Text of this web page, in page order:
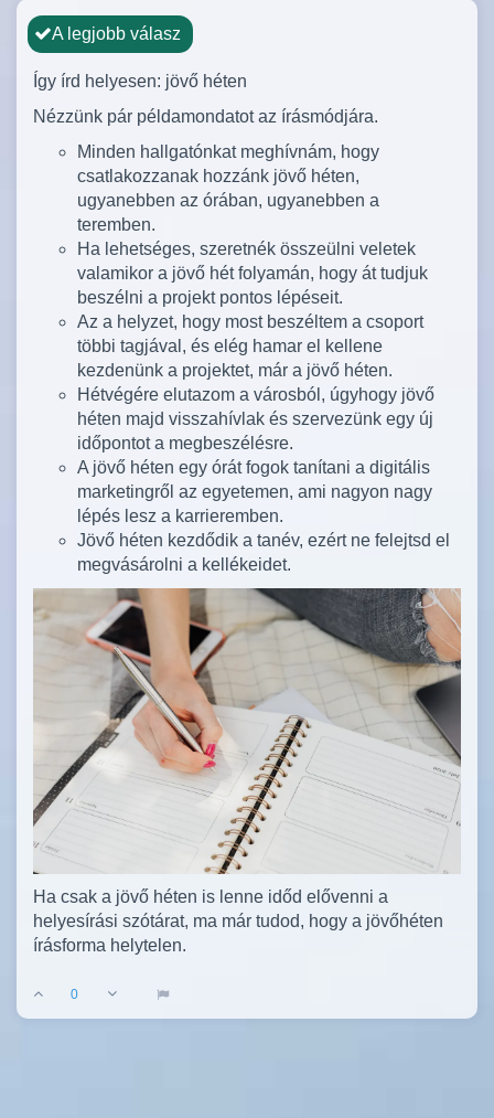
A legjobb válasz
Így írd helyesen: jövő héten
Nézzünk pár példamondatot az írásmódjára.
Minden hallgatónkat meghívnám, hogy
csatlakozzanak hozzánk jövő héten,
ugyanebben az órában, ugyanebben a
teremben.
Ha lehetséges, szeretnék összeülni veletek
valamikor a jövő hét folyamán, hogy át tudjuk
beszélni a projekt pontos lépéseit.
Az a helyzet, hogy most beszéltem a csoport
többi tagjával, és elég hamar el kellene
kezdenünk a projektet, már a jövő héten.
Hétvégére elutazom a városból, úgyhogy jövő
héten majd visszahívlak és szervezünk egy új
időpontot a megbeszélésre.
A jövő héten egy órát fogok tanítani a digitális
marketingről az egyetemen, ami nagyon nagy
lépés lesz a karrieremben.
Jövő héten kezdődik a tanév, ezért ne felejtsd el
megvásárolni a kellékeidet.
Ha csak a jövő héten is lenne időd elővenni a
helyesírási szótárat, ma már tudod, hogy a jövőhéten
írásforma helytelen.
0